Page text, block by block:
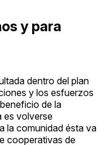
y para
dentro del plan
y los esfuerzos
de la
es volverse
la comunidad ésta va
cooperativas de